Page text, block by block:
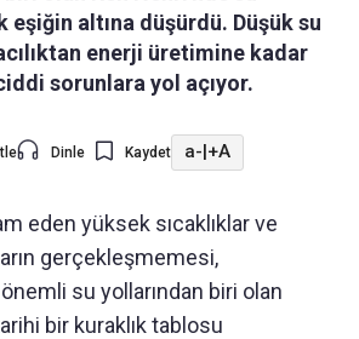
altına düşürdü. Düşük su
enerji üretimine kadar
sorunlara yol açıyor.
Dinle Kaydet a-|+A
eden yüksek sıcaklıklar ve
gerçekleşmemesi,
su yollarından biri olan
bir kuraklık tablosu